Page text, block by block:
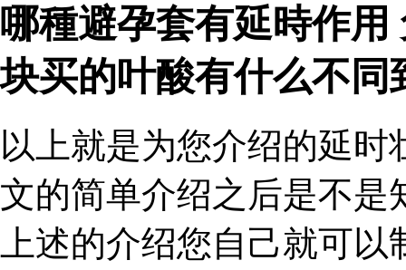
哪種避孕套有延時作
块买的叶酸有什么不同
以上就是为您介绍的延
文的简单介绍之后是不是
上述的介绍您自己就可